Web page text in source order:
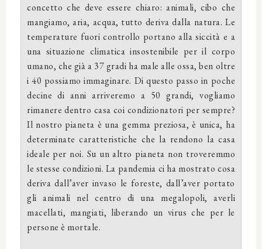
concetto che deve essere chiaro: animali, cibo che
mangiamo, aria, acqua, tutto deriva dalla natura. Le
temperature fuori controllo portano alla siccità e a
una situazione climatica insostenibile per il corpo
umano, che già a 37 gradi ha male alle ossa, ben oltre
i 40 possiamo immaginare. Di questo passo in poche
decine di anni arriveremo a 50 grandi, vogliamo
rimanere dentro casa coi condizionatori per sempre?
Il nostro pianeta è una gemma preziosa, è unica, ha
determinate caratteristiche che la rendono la casa
ideale per noi. Su un altro pianeta non troveremmo
le stesse condizioni. La pandemia ci ha mostrato cosa
deriva dall’aver invaso le foreste, dall’aver portato
gli animali nel centro di una megalopoli, averli
macellati, mangiati, liberando un virus che per le
persone è mortale.